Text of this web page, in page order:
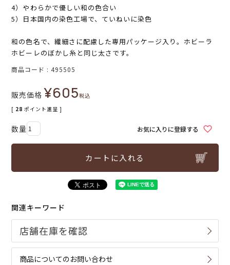
4）やわらかで優しい和の色合い
5）日本国内の染色工場で、ていねいに染色
和の色名で、繊細さに配慮した専用パッケージ入り。ホビーラ
ホビーレのぼかし糸と同じ太さです。
商品コード 495505
販売価格 ¥605税込
[ 28 ポイント進呈 ]
お気に入りに登録する
カートに入れる
関連キーワード
商品についてのお問い合わせ